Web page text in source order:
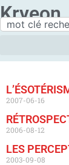
Kryeon
2007-06-16
2006-08-12
LES
2003-09-08